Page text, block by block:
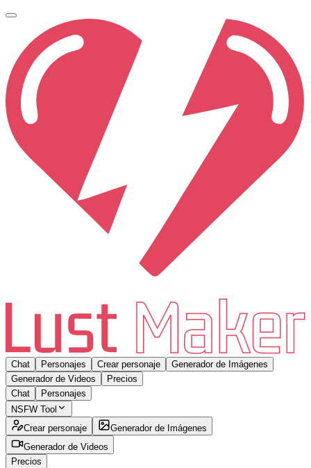
Chat Personajes Crear personaje
Generador de Imágenes
Generador de Videos
Precios
Chat
Personajes
NSFW Tool
Crear personaje
Generador de Imágenes
Generador de Videos
Precios